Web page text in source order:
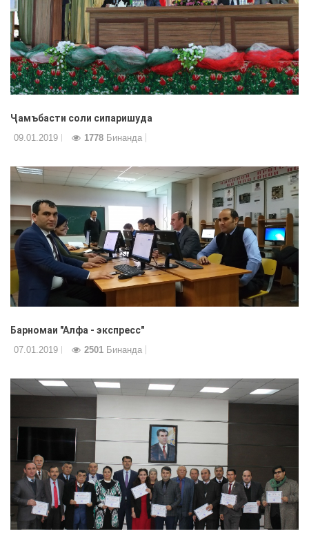
Ҷамъбасти соли сипаришуда
09.01.2019 1778 Бинанда
Барномаи "Алфа - экспресс"
07.01.2019 2501 Бинанда